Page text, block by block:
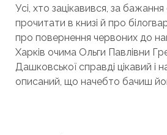
Усі, хто зацікавився, за
прочитати в книзі й про
про повернення червоних до
Харків очима Ольги Павлівни
Дашковської справді цікавий і
описаний, що начебто бачиш